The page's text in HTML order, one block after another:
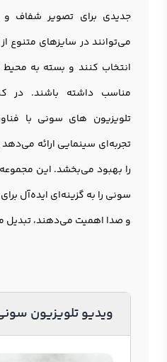
جدیدی برای تصویر شفاف و
انتخاب کنند و بسته به محیط
مناسب داشته باشند. در
تلویزیون های سونی با
تجربه‌ای سینمایی ارائه
را بهبود می‌بخشد. این
سونی را به گزینه‌ای ایده‌آل
و صدا اهمیت می‌دهند، تبدیل
ویدیو تلویزیون